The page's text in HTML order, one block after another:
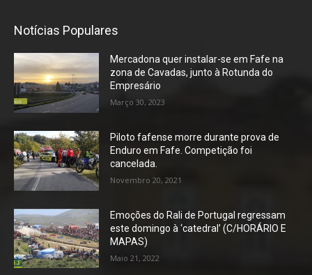
Notícias Populares
Mercadona quer instalar-se em Fafe na
zona de Cavadas, junto à Rotunda do
Empresário
Março 30, 2023
Piloto fafense morre durante prova de
Enduro em Fafe. Competição foi
cancelada.
Novembro 20, 2021
Emoções do Rali de Portugal regressam
este domingo à ‘catedral’ (C/HORÁRIO E
MAPAS)
Maio 21, 2022